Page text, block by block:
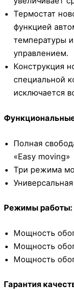
Термостат
функцией
температуры
управлением.
Конструкция
специальной
исключается
Полная
«Easy moving»
Три режима
Режимы работы:
Мощность
Мощность
Мощность
Гарантия